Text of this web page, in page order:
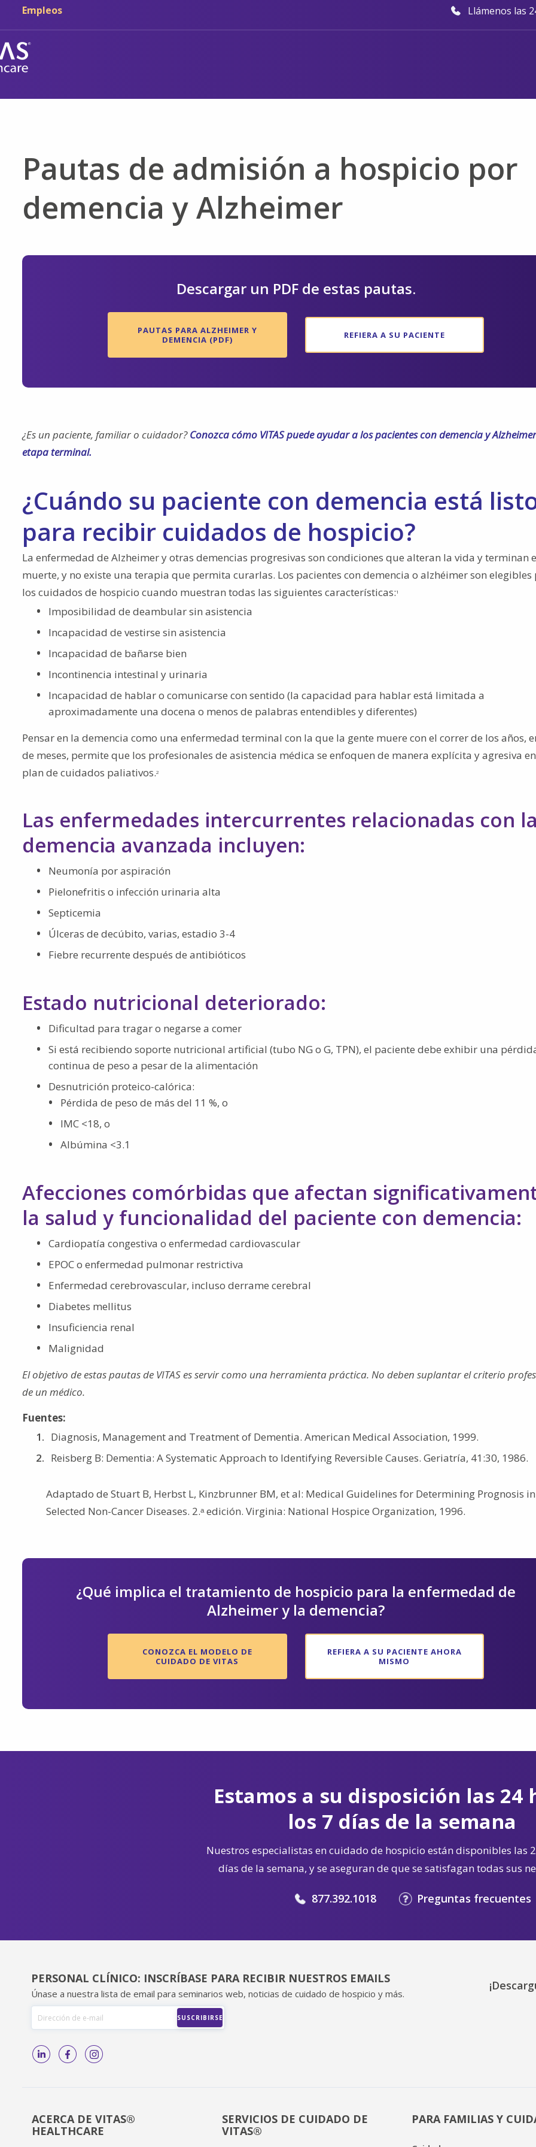
Ir al contenido principal
Ir a navegación
Empleos Llámenos las
Pautas de admisión a hospicio por
demencia y Alzheimer
Descargar un PDF de estas pautas.
PAUTAS PARA ALZHEIMER Y
DEMENCIA (PDF)
REFIERA A SU PACIENTE
¿Es un paciente, familiar o cuidador?Conozca cómo VITAS puede ayudar a los pacientes con demencia y
etapa terminal.
¿Cuándo su paciente con demencia está
para recibir cuidados de hospicio?
La enfermedad de Alzheimer y otras demencias progresivas son condiciones que alteran la vida y terminan
muerte, y no existe una terapia que permita curarlas. Los pacientes con demencia o alzhéimer son elegibles
los cuidados de hospicio cuando muestran todas las siguientes características:1
Imposibilidad de deambular sin asistencia
Incapacidad de vestirse sin asistencia
Incapacidad de bañarse bien
Incontinencia intestinal y urinaria
Incapacidad de hablar o comunicarse con sentido (la capacidad para hablar está limitada a
aproximadamente una docena o menos de palabras entendibles y diferentes)
Pensar en la demencia como una enfermedad terminal con la que la gente muere con el correr de los años,
de meses, permite que los profesionales de asistencia médica se enfoquen de manera explícita y agresiva
plan de cuidados paliativos.2
Las enfermedades intercurrentes relacionadas con
demencia avanzada incluyen:
Neumonía por aspiración
Pielonefritis o infección urinaria alta
Septicemia
Úlceras de decúbito, varias, estadio 3-4
Fiebre recurrente después de antibióticos
Estado nutricional deteriorado:
Dificultad para tragar o negarse a comer
Si está recibiendo soporte nutricional artificial (tubo NG o G, TPN), el paciente debe exhibir una
continua de peso a pesar de la alimentación
Desnutrición proteico-calórica:
Pérdida de peso de más del 11 %, o
IMC <18, o
Albúmina <3.1
Afecciones comórbidas que afectan
la salud y funcionalidad del paciente con demencia:
Cardiopatía congestiva o enfermedad cardiovascular
EPOC o enfermedad pulmonar restrictiva
Enfermedad cerebrovascular, incluso derrame cerebral
Diabetes mellitus
Insuficiencia renal
Malignidad
El objetivo de estas pautas de VITAS es servir como una herramienta práctica. No deben suplantar el criterio
de un médico.
Fuentes:
Diagnosis, Management and Treatment of Dementia. American Medical Association, 1999.
Reisberg B: Dementia: A Systematic Approach to Identifying Reversible Causes. Geriatría, 41:30, 1986.
Adaptado de Stuart B, Herbst L, Kinzbrunner BM, et al: Medical Guidelines for Determining Prognosis in
Selected Non-Cancer Diseases. 2.ᵃ edición. Virginia: National Hospice Organization, 1996.
¿Qué implica el tratamiento de hospicio para la enfermedad de
Alzheimer y la demencia?
CONOZCA EL MODELO DE
CUIDADO DE VITAS
REFIERA A SU PACIENTE AHORA
MISMO
Estamos a su disposición las 24
los 7 días de la semana
Nuestros especialistas en cuidado de hospicio están disponibles las
días de la semana, y se aseguran de que se satisfagan todas sus
877.392.1018 Preguntas frecuentes
PERSONAL CLÍNICO: INSCRÍBASE PARA RECIBIR NUESTROS EMAILS
Únase a nuestra lista de email para seminarios web, noticias de cuidado de hospicio y más.
ACERCA DE VITAS®
HEALTHCARE
SERVICIOS DE CUIDADO DE
VITAS®
PARA FAMILIAS Y